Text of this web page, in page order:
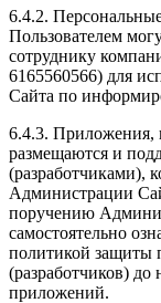
6.4.2.
Пользователем
сотруднику
6165560566) для
Сайта по
6.4.3. Приложения,
размещаются и
(разработчиками),
Администрации
поручению
самостоятельно
политикой защиты
(разработчиков) до
приложений.